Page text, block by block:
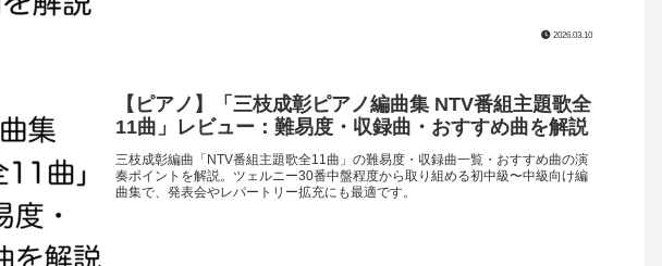
2026.03.10
【ピアノ】「三枝成彰ピアノ編曲集 NTV番組主題歌全
11曲」レビュー：難易度・収録曲・おすすめ曲を解説
三枝成彰編曲「NTV番組主題歌全11曲」の難易度・収録曲一覧・おすすめ曲の演
奏ポイントを解説。ツェルニー30番中盤程度から取り組める初中級〜中級向け編
曲集で、発表会やレパートリー拡充にも最適です。